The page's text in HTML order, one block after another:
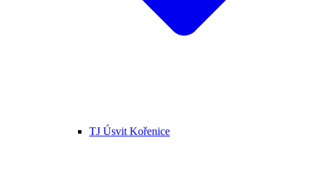
TJ Úsvit Kořenice